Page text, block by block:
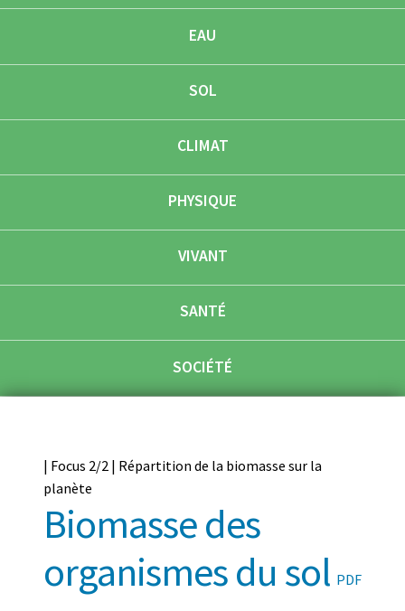
EAU
SOL
CLIMAT
PHYSIQUE
VIVANT
SANTÉ
SOCIÉTÉ
| Focus 2/2 | Répartition de la biomasse sur la
planète
Biomasse des
organismes du sol PDF